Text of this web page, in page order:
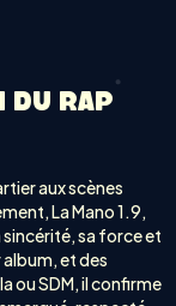
DU RAP
aux scènes
La Mano 1.9,
sincérité, sa force et
et des
ou SDM, il confirme